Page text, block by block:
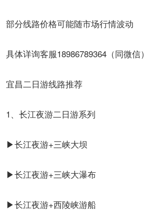
部分线路价格可能随市场行情波动
具体详询客服18986789364（同微信）
宜昌二日游线路推荐
1、长江夜游二日游系列
▶长江夜游+三峡大坝
▶长江夜游+三峡大瀑布
▶长江夜游+西陵峡游船